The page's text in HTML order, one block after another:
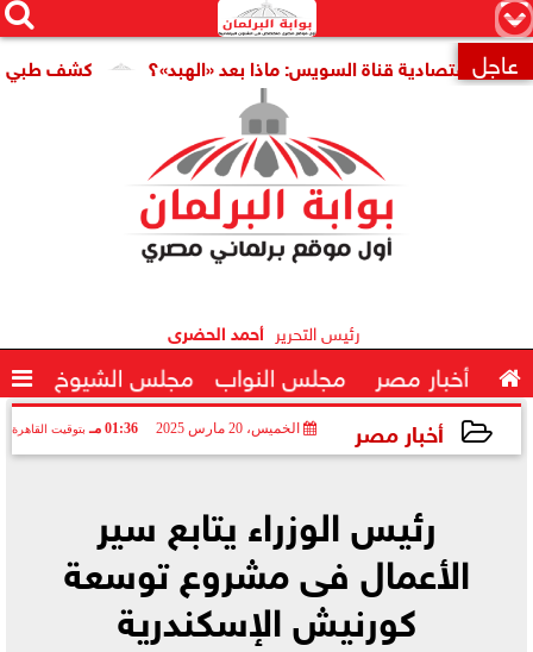
×


 عاجل كشف طبي جديد يمهد قناة السويس: ماذا بعد «الهبد»؟
رئيس التحرير أحمد الحضرى
 أخبار مصر مجلس النواب مجلس الشيوخ 
أخبار مصر الخميس، 20 مارس 2025 01:36 مـ بتوقيت القاهرة
رئيس الوزراء يتابع سير
الأعمال فى مشروع توسعة
كورنيش الإسكندرية